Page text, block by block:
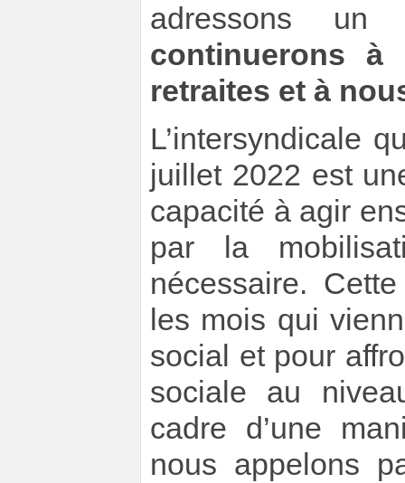
adressons
continuerons à
retraites et à
L’intersyndicale
juillet 2022 est
capacité à agir
par la
nécessaire.
les mois qui
social et pour
sociale au
cadre d’une
nous appelons